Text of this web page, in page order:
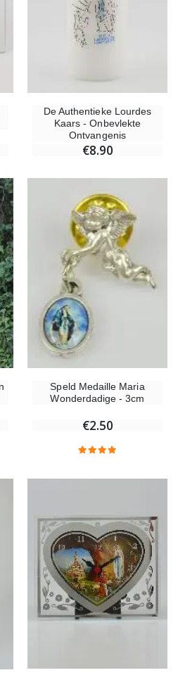
De Authentieke Lourdes
Kaars - Onbevlekte
Ontvangenis
€8.90
Speld Medaille Maria
Wonderdadige - 3cm
€2.50